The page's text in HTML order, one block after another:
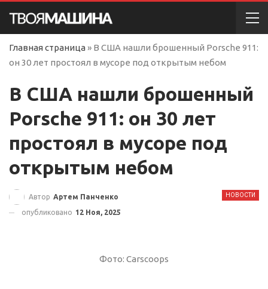
Главная страница » В США нашли брошенный Porsche 911:
он 30 лет простоял в мусоре под открытым небом
В США нашли брошенный
Porsche 911: он 30 лет
простоял в мусоре под
открытым небом
НОВОСТИ
Автор Артем Панченко
опубликовано 12 Ноя, 2025
Фото: Carscoops